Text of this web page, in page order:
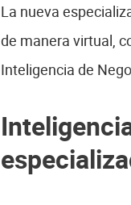
La nueva
de manera virtual,
Inteligencia de